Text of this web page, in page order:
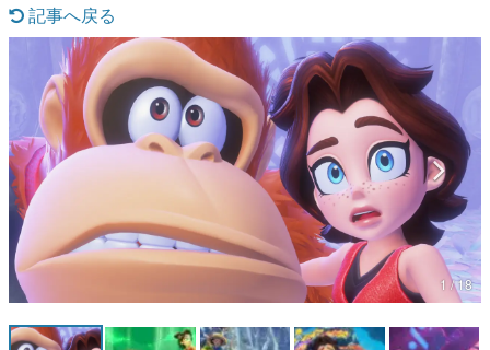
具体的な形から解き明かしていく、硬派で骨太な評論連載
です。
ゲームが変えた日本語
「経験値」「裏技」「ラスボス」… ゲームにまつわる言葉
の起源や用法の変遷を、コンピューター文化史研究家・タ
イニーP氏が徹底調査。
カテゴリ
特集記事
女性向け
記事へ戻る
1 / 18